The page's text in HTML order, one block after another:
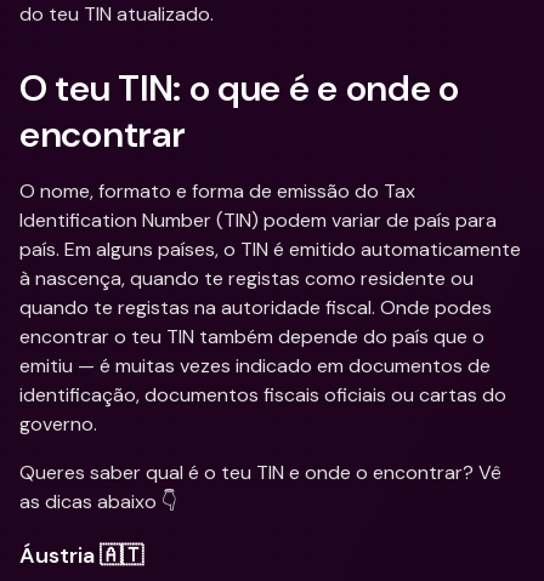
do teu TIN atualizado.
O teu TIN: o que é e onde o
encontrar
O nome, formato e forma de emissão do Tax
Identification Number (TIN) podem variar de país para
país. Em alguns países, o TIN é emitido automaticamente
à nascença, quando te registas como residente ou
quando te registas na autoridade fiscal. Onde podes
encontrar o teu TIN também depende do país que o
emitiu — é muitas vezes indicado em documentos de
identificação, documentos fiscais oficiais ou cartas do
governo.
Queres saber qual é o teu TIN e onde o encontrar? Vê
as dicas abaixo 👇
Áustria 🇦🇹